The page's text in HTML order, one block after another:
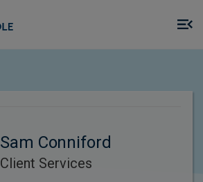
Sam Conniford
Client Services